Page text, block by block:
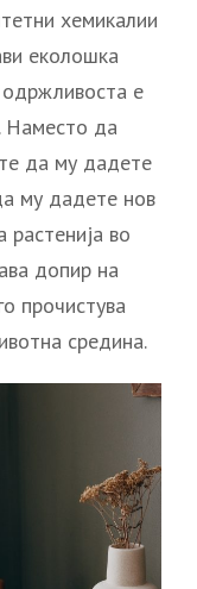
хемикалии
еколошка
одржливоста е
Наместо да
да му дадете
му дадете нов
во
допир на
прочистува
средина.